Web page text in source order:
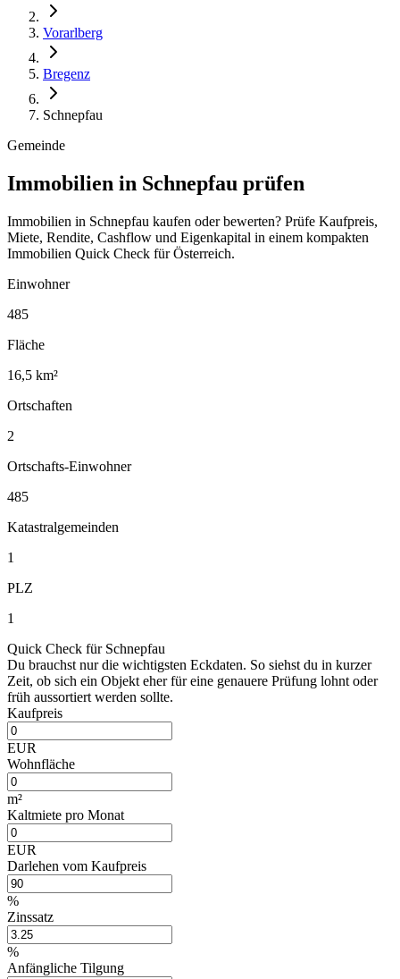
Vorarlberg
Bregenz
Schnepfau
Gemeinde
Immobilien in Schnepfau prüfen
Immobilien in Schnepfau kaufen oder bewerten? Prüfe Kaufpreis,
Miete, Rendite, Cashflow und Eigenkapital in einem kompakten
Immobilien Quick Check für Österreich.
Einwohner
485
Fläche
16,5 km²
Ortschaften
2
Ortschafts-Einwohner
485
Katastralgemeinden
1
PLZ
1
Quick Check für Schnepfau
Du brauchst nur die wichtigsten Eckdaten. So siehst du in kurzer
Zeit, ob sich ein Objekt eher für eine genauere Prüfung lohnt oder
früh aussortiert werden sollte.
Kaufpreis
EUR
Wohnfläche
m²
Kaltmiete pro Monat
EUR
Darlehen vom Kaufpreis
%
Zinssatz
%
Anfängliche Tilgung